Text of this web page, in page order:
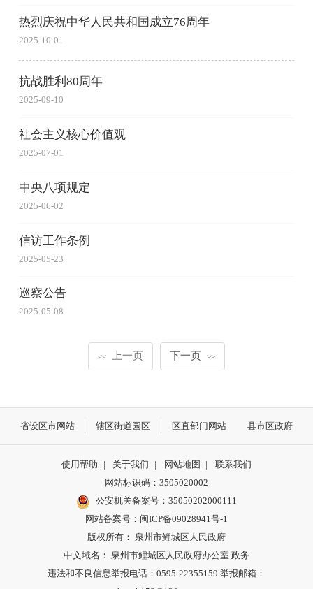
热烈庆祝中华人民共和国成立76周年
2025-10-01
抗战胜利80周年
2025-09-10
社会主义核心价值观
2025-07-01
中央八项规定
2025-06-02
信访工作条例
2025-05-23
巡察公告
2025-05-08
<< 上一页 下一页 >>
省设区市网站 辖区街道园区 区直部门网站 县市区政府
使用帮助 | 关于我们 | 网站地图 |
联系我们
网站标识码：3505020002
公安机关备案号：35050202000111
网站备案号：闽ICP备09028941号-1
版权所有： 泉州市鲤城区人民政府
中文域名： 泉州市鲤城区人民政府办公室.政务
违法和不良信息举报电话：0595-22355159 举报邮箱：